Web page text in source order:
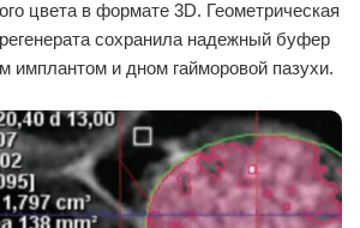
цвета в формате 3D. Геометрическая
сохранила надежный буфер
имплантом и дном гайморовой пазухи.